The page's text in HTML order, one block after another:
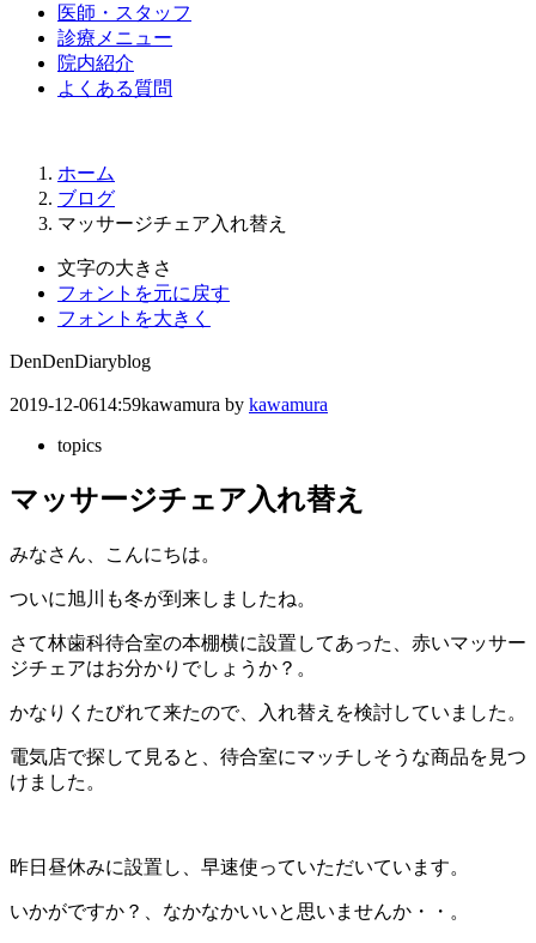
医師・スタッフ
診療メニュー
院内紹介
よくある質問
ホーム
ブログ
マッサージチェア入れ替え
文字の大きさ
フォントを元に戻す
フォントを大きく
DenDenDiaryblog
2019-12-0614:59kawamura by kawamura
topics
マッサージチェア入れ替え
みなさん、こんにちは。
ついに旭川も冬が到来しましたね。
さて林歯科待合室の本棚横に設置してあった、赤いマッサー
ジチェアはお分かりでしょうか？。
かなりくたびれて来たので、入れ替えを検討していました。
電気店で探して見ると、待合室にマッチしそうな商品を見つ
けました。
昨日昼休みに設置し、早速使っていただいています。
いかがですか？、なかなかいいと思いませんか・・。